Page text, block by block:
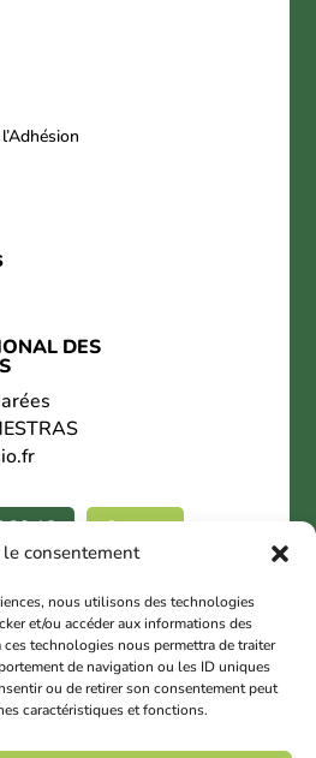
le consentement
nous utilisons des technologies
et/ou accéder aux informations des
technologies nous permettra de traiter
de navigation ou les ID uniques
ou de retirer son consentement peut
caractéristiques et fonctions.
DES
Contact